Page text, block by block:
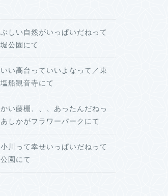
しい自然がいっぱいだねって
公園にて
い高台っていいよなって／東
船観音寺にて
い藤棚、、、あったんだねっ
しかがフラワーパークにて
川って幸せいっぱいだねって
園にて